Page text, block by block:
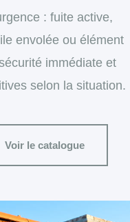
: fuite active,
envolée ou élément
immédiate et
selon la situation.
Voir le catalogue